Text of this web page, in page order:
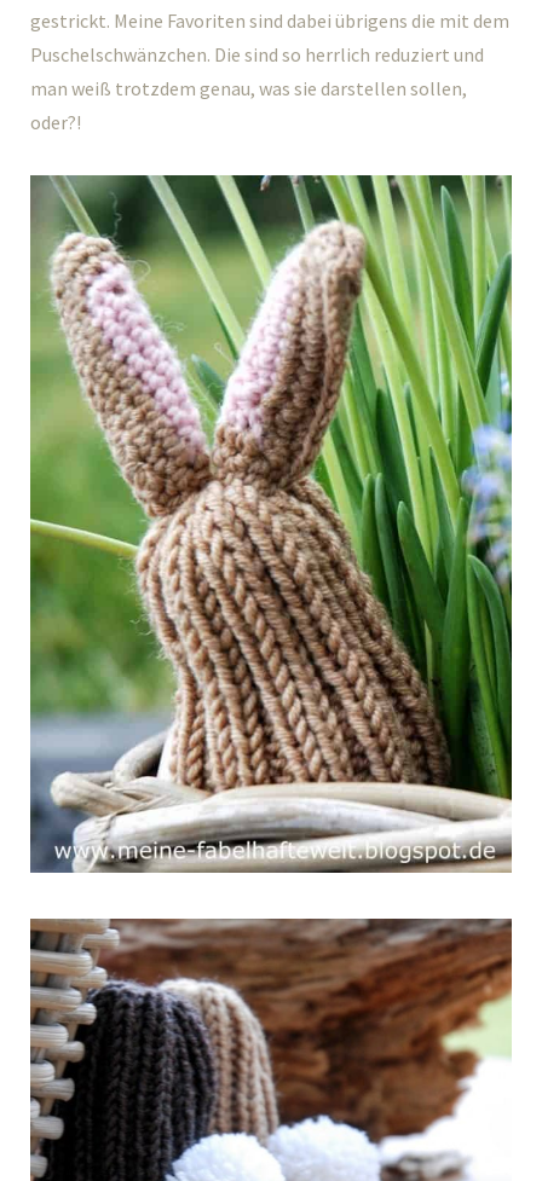
gestrickt. Meine Favoriten sind dabei übrigens die mit dem
Puschelschwänzchen. Die sind so herrlich reduziert und
man weiß trotzdem genau, was sie darstellen sollen,
oder?!